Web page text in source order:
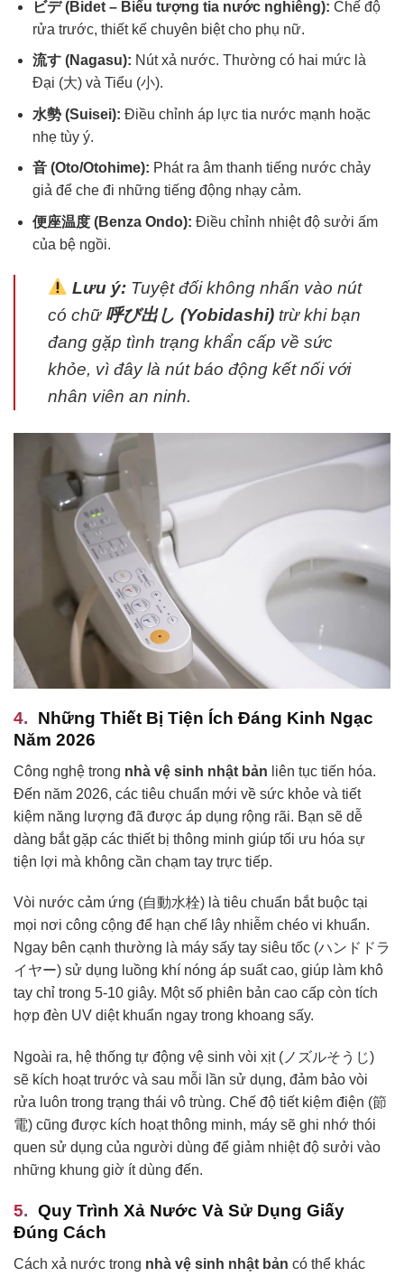
ビデ (Bidet – Biểu tượng tia nước nghiêng): Chế độ
rửa trước, thiết kế chuyên biệt cho phụ nữ.
流す (Nagasu): Nút xả nước. Thường có hai mức là
Đại (大) và Tiểu (小).
水勢 (Suisei): Điều chỉnh áp lực tia nước mạnh hoặc
nhẹ tùy ý.
音 (Oto/Otohime): Phát ra âm thanh tiếng nước chảy
giả để che đi những tiếng động nhạy cảm.
便座温度 (Benza Ondo): Điều chỉnh nhiệt độ sưởi ấm
của bệ ngồi.
Lưu ý:Tuyệt đối không nhấn vào nút
có chữ 呼び出し (Yobidashi) trừ khi bạn
đang gặp tình trạng khẩn cấp về sức
khỏe, vì đây là nút báo động kết nối với
nhân viên an ninh.
Những Thiết Bị Tiện Ích Đáng Kinh Ngạc
Năm 2026
Công nghệ trong nhà vệ sinh nhật bản liên tục tiến hóa.
Đến năm 2026, các tiêu chuẩn mới về sức khỏe và tiết
kiệm năng lượng đã được áp dụng rộng rãi. Bạn sẽ dễ
dàng bắt gặp các thiết bị thông minh giúp tối ưu hóa sự
tiện lợi mà không cần chạm tay trực tiếp.
Vòi nước cảm ứng (自動水栓) là tiêu chuẩn bắt buộc tại
mọi nơi công cộng để hạn chế lây nhiễm chéo vi khuẩn.
Ngay bên cạnh thường là máy sấy tay siêu tốc (ハンドドラ
イヤー) sử dụng luồng khí nóng áp suất cao, giúp làm khô
tay chỉ trong 5-10 giây. Một số phiên bản cao cấp còn tích
hợp đèn UV diệt khuẩn ngay trong khoang sấy.
Ngoài ra, hệ thống tự động vệ sinh vòi xịt (ノズルそうじ)
sẽ kích hoạt trước và sau mỗi lần sử dụng, đảm bảo vòi
rửa luôn trong trạng thái vô trùng. Chế độ tiết kiệm điện (節
電) cũng được kích hoạt thông minh, máy sẽ ghi nhớ thói
quen sử dụng của người dùng để giảm nhiệt độ sưởi vào
những khung giờ ít dùng đến.
Quy Trình Xả Nước Và Sử Dụng Giấy
Đúng Cách
Cách xả nước trong nhà vệ sinh nhật bản có thể khác